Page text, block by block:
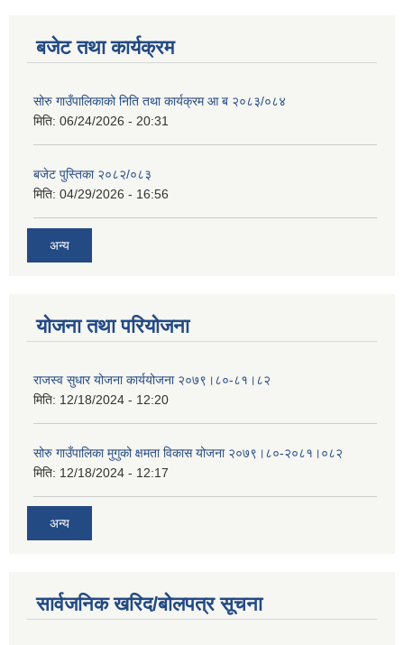
बजेट तथा कार्यक्रम
सोरु गाउँपालिकाको निति तथा कार्यक्रम आ ब २०८३/०८४
मिति: 06/24/2026 - 20:31
बजेट पुस्तिका २०८२/०८३
मिति: 04/29/2026 - 16:56
अन्य
योजना तथा परियोजना
राजस्व सुधार योजना कार्ययोजना २०७९।८०-८१।८२
मिति: 12/18/2024 - 12:20
सोरु गाउँपालिका मुगुको क्षमता विकास योजना २०७९।८०-२०८१।०८२
मिति: 12/18/2024 - 12:17
अन्य
सार्वजनिक खरिद/बोलपत्र सूचना